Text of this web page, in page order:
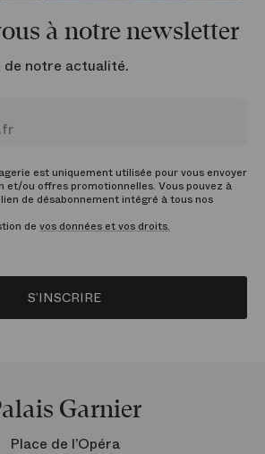
à notre newsletter
notre actualité.
est uniquement utilisée pour vous envoyer
et/ou offres promotionnelles. Vous pouvez à
de désabonnement intégré à tous nos
de vos données et vos droits.
S’INSCRIRE
Garnier
Place de l’Opéra